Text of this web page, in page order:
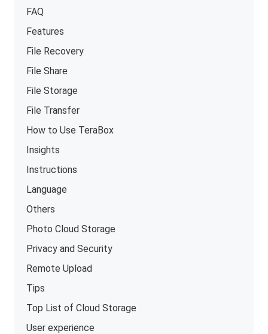
FAQ
Features
File Recovery
File Share
File Storage
File Transfer
How to Use TeraBox
Insights
Instructions
Language
Others
Photo Cloud Storage
Privacy and Security
Remote Upload
Tips
Top List of Cloud Storage
User experience